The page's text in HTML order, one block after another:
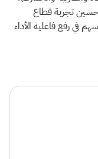
تجربة قطاع
في رفع فاعلية الأداء